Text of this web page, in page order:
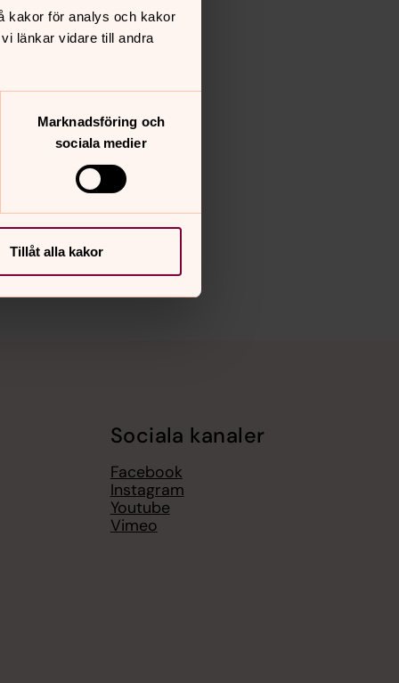
kakor för analys och kakor
länkar vidare till andra
Marknadsföring och
sociala medier
Tillåt alla kakor
Sociala kanaler
Facebook
Instagram
Youtube
Vimeo